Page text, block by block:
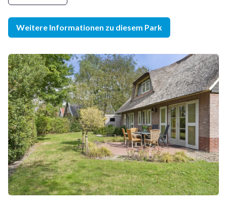
großen Garten, der oft an den Wald oder den Golfplatz
grenzt und so Ruhe und Privatsphäre garantiert.
Nationalparks Drents-Friese Wold. Vom Park aus gibt es
zahlreiche Rad- und Wanderwege, um die Umgebung zu
erkunden. Dank seiner zentralen Lage ist der Park ein idealer
Ausgangspunkt für Ausflüge in die Region.
Haustierfreie und haustierfreundliche Unterkünfte
Buitenplaats de Hildenberg bietet sowohl haustierfreie als
auch haustierfreundliche Ferienhäuser. Zudem verfügt der
Park über einen eigenen Golfplatz und ein Restaurant, sodass
die Gäste Sport treiben und köstlich speisen können, ohne
den Park zu verlassen.
Weitere Informationen zu diesem Park